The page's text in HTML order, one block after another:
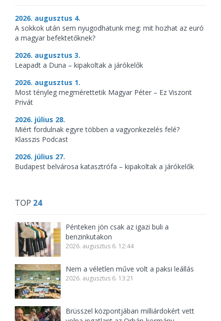
2026. augusztus 4.
A sokkok után sem nyugodhatunk meg: mit hozhat az euró
a magyar befektetőknek?
2026. augusztus 3.
Leapadt a Duna – kipakoltak a járókelők
2026. augusztus 1.
Most tényleg megmérettetik Magyar Péter – Ez Viszont
Privát
2026. július 28.
Miért fordulnak egyre többen a vagyonkezelés felé?
Klasszis Podcast
2026. július 27.
Budapest belvárosa katasztrófa – kipakoltak a járókelők
TOP 24
Pénteken jön csak az igazi buli a
benzinkutakon
2026. augusztus 6. 12:44
Nem a véletlen műve volt a paksi leállás
2026. augusztus 6. 13:21
Brüsszel központjában milliárdokért vett